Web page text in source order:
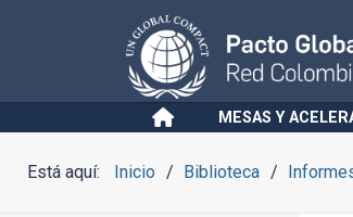
MESAS Y
Está aquí: Inicio Biblioteca